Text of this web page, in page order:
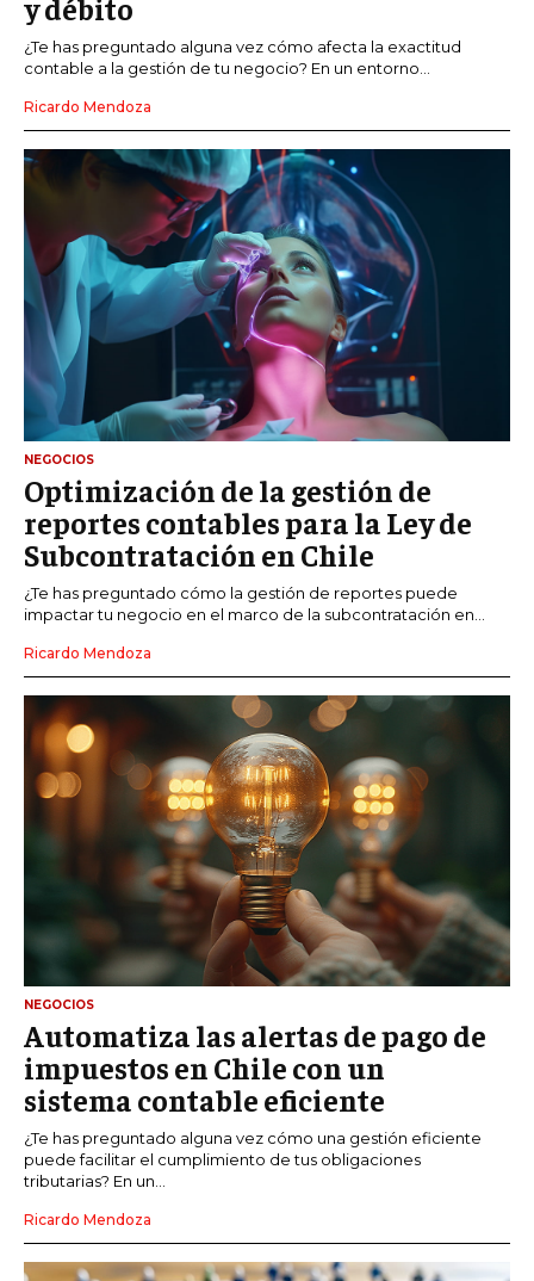
y débito
¿Te has preguntado alguna vez cómo afecta la exactitud
contable a la gestión de tu negocio? En un entorno...
Ricardo Mendoza
NEGOCIOS
Optimización de la gestión de
reportes contables para la Ley de
Subcontratación en Chile
¿Te has preguntado cómo la gestión de reportes puede
impactar tu negocio en el marco de la subcontratación en...
Ricardo Mendoza
NEGOCIOS
Automatiza las alertas de pago de
impuestos en Chile con un
sistema contable eficiente
¿Te has preguntado alguna vez cómo una gestión eficiente
puede facilitar el cumplimiento de tus obligaciones
tributarias? En un...
Ricardo Mendoza